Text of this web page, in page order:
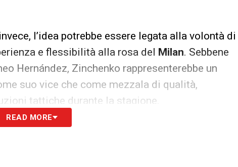
l’idea potrebbe essere legata alla volontà di
e flessibilità alla rosa del Milan. Sebbene
Hernández, Zinchenko rappresenterebbe un
suo vice che come mezzala di qualità,
tattiche durante la stagione.
Sulle tracce del laterale ucraino, infatti, ci
READ MORE